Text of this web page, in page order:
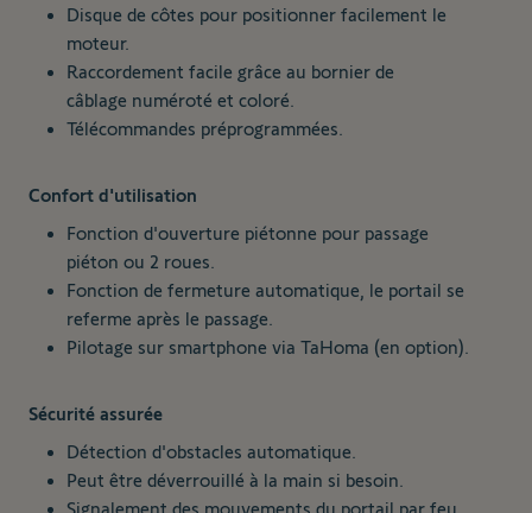
Disque de côtes pour positionner facilement le
moteur.
Raccordement facile grâce au bornier de
câblage numéroté et coloré.
Télécommandes préprogrammées.
Confort d'utilisation
Fonction d'ouverture piétonne pour passage
piéton ou 2 roues.
Fonction de fermeture automatique, le portail se
referme après le passage.
Pilotage sur smartphone via TaHoma (en option).
Sécurité assurée
Détection d'obstacles automatique.
Peut être déverrouillé à la main si besoin.
Signalement des mouvements du portail par feu